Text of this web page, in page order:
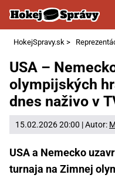
HokejSpravy.sk >
USA –
olympijských
dnes naživo v
15.02.2026 20:00 | Autor:
USA a Nemecko
turnaja na Zimnej